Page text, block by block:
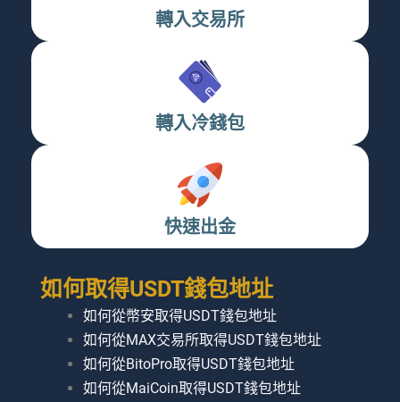
轉入交易所
轉入冷錢包
快速出金
如何取得USDT錢包地址
如何從幣安取得USDT錢包地址
如何從MAX交易所取得USDT錢包地址
如何從BitoPro取得USDT錢包地址
如何從MaiCoin取得USDT錢包地址